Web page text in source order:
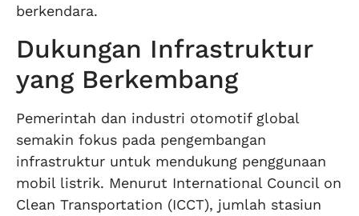
berkendara.
Dukungan Infrastruktur
yang Berkembang
Pemerintah dan industri otomotif global
semakin fokus pada pengembangan
infrastruktur untuk mendukung penggunaan
mobil listrik. Menurut International Council on
Clean Transportation (ICCT), jumlah stasiun